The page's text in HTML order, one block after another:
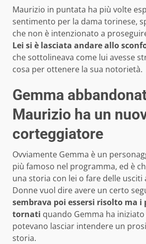
Maurizio in puntata ha più volte
sentimento per la dama torinese,
che non è intenzionato a
Lei si è lasciata andare allo
che sottolineava come lui avesse
cosa per ottenere la sua notorietà.
Gemma
Maurizio ha un
corteggiatore
Ovviamente Gemma è un
più famoso nel programma, ed è
una storia con lei o fare delle usciti
Donne vuol dire avere un certo
sembrava poi essersi risolto ma i
tornati quando Gemma ha
potevano lasciar intendere un
storia.